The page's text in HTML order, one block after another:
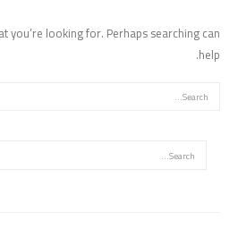
you’re looking for. Perhaps searching can
help.